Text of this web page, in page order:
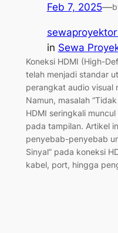
Feb 7, 2025—
in Sewa
Koneksi HDMI (High-
telah menjadi standar
perangkat audio visual
Namun, masalah
HDMI seringkali
pada tampilan. Artikel
penyebab-penyebab
Sinyal” pada koneksi
kabel, port, hingga